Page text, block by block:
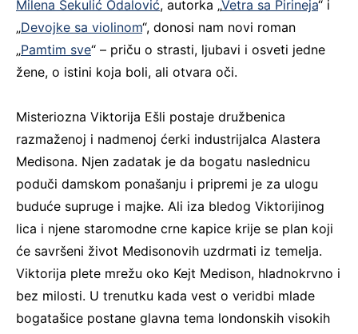
Milena Sekulić Odalović, autorka „Vetra sa Pirineja“ i
„Devojke sa violinom“, donosi nam novi roman
„Pamtim sve“ – priču o strasti, ljubavi i osveti jedne
žene, o istini koja boli, ali otvara oči.
Misteriozna Viktorija Ešli postaje družbenica
razmaženoj i nadmenoj ćerki industrijalca Alastera
Medisona. Njen zadatak je da bogatu naslednicu
poduči damskom ponašanju i pripremi je za ulogu
buduće supruge i majke. Ali iza bledog Viktorijinog
lica i njene staromodne crne kapice krije se plan koji
će savršeni život Medisonovih uzdrmati iz temelja.
Viktorija plete mrežu oko Kejt Medison, hladnokrvno i
bez milosti. U trenutku kada vest o veridbi mlade
bogatašice postane glavna tema londonskih visokih